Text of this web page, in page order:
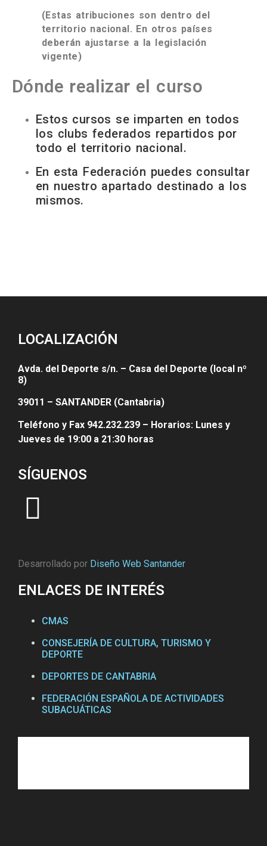
(Estas atribuciones son dentro del
territorio nacional. En otros países
deberán ajustarse a la legislación
vigente)
Dónde realizar el curso
Estos cursos se imparten en todos
los clubs federados repartidos por
todo el territorio nacional.
En esta Federación puedes consultar
en nuestro apartado destinado a los
mismos.
LOCALIZACIÓN
Avda. del Deporte s/n. – Casa del Deporte (local nº
8)
39011 – SANTANDER (Cantabria)
Teléfono y Fax 942.232.239 – Horarios: Lunes y
Jueves de 19:00 a 21:30 horas
SÍGUENOS
Desarrollado por Diseño Web Santander
ENLACES DE INTERÉS
CMAS
CONSEJERÍA DE CULTURA, TURISMO Y
DEPORTE
DEPORTES DE CANTABRIA
FEDERACIÓN ESPAÑOLA DE ACTIVIDADES
SUBACUÁTICAS